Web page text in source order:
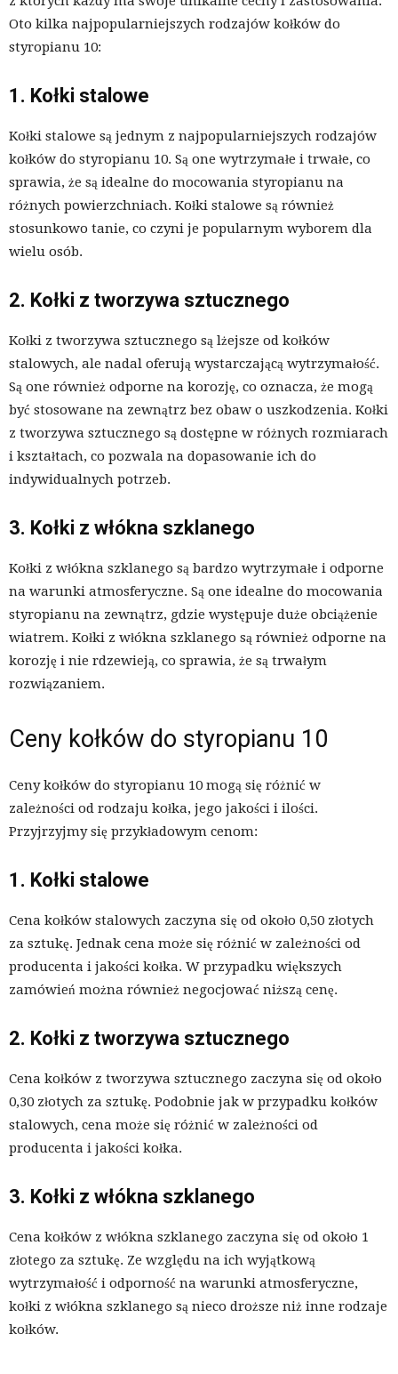
Oto kilka najpopularniejszych rodzajów kołków do
styropianu 10:
1. Kołki stalowe
Kołki stalowe są jednym z najpopularniejszych rodzajów
kołków do styropianu 10. Są one wytrzymałe i trwałe, co
sprawia, że są idealne do mocowania styropianu na
różnych powierzchniach. Kołki stalowe są również
stosunkowo tanie, co czyni je popularnym wyborem dla
wielu osób.
2. Kołki z tworzywa sztucznego
Kołki z tworzywa sztucznego są lżejsze od kołków
stalowych, ale nadal oferują wystarczającą wytrzymałość.
Są one również odporne na korozję, co oznacza, że ​​mogą
być stosowane na zewnątrz bez obaw o uszkodzenia. Kołki
z tworzywa sztucznego są dostępne w różnych rozmiarach
i kształtach, co pozwala na dopasowanie ich do
indywidualnych potrzeb.
3. Kołki z włókna szklanego
Kołki z włókna szklanego są bardzo wytrzymałe i odporne
na warunki atmosferyczne. Są one idealne do mocowania
styropianu na zewnątrz, gdzie występuje duże obciążenie
wiatrem. Kołki z włókna szklanego są również odporne na
korozję i nie rdzewieją, co sprawia, że są trwałym
rozwiązaniem.
Ceny kołków do styropianu 10
Ceny kołków do styropianu 10 mogą się różnić w
zależności od rodzaju kołka, jego jakości i ilości.
Przyjrzyjmy się przykładowym cenom:
1. Kołki stalowe
Cena kołków stalowych zaczyna się od około 0,50 złotych
za sztukę. Jednak cena może się różnić w zależności od
producenta i jakości kołka. W przypadku większych
zamówień można również negocjować niższą cenę.
2. Kołki z tworzywa sztucznego
Cena kołków z tworzywa sztucznego zaczyna się od około
0,30 złotych za sztukę. Podobnie jak w przypadku kołków
stalowych, cena może się różnić w zależności od
producenta i jakości kołka.
3. Kołki z włókna szklanego
Cena kołków z włókna szklanego zaczyna się od około 1
złotego za sztukę. Ze względu na ich wyjątkową
wytrzymałość i odporność na warunki atmosferyczne,
kołki z włókna szklanego są nieco droższe niż inne rodzaje
kołków.